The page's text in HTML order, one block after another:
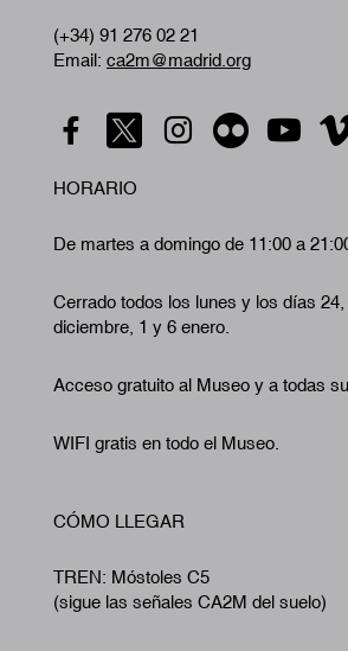
(+34) 91 276 02 21
Email: ca2m@madrid.org
HORARIO
De martes a domingo de 11:00 a
Cerrado todos los lunes y los días
diciembre, 1 y 6 enero.
Acceso gratuito al Museo y a todas
WIFI gratis en todo el Museo.
CÓMO LLEGAR
TREN: Móstoles C5
(sigue las señales CA2M del suelo)